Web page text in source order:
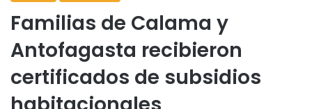
Familias de Calama y
Antofagasta recibieron
certificados de subsidios